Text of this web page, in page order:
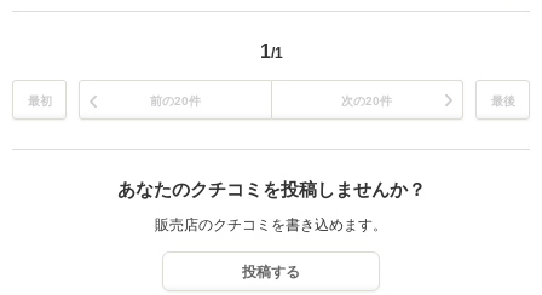
た。と頂きとてもうれしかったです！下取りの車両も譲って頂きまし
納車の際にお子様とのーすくんで写真を撮ってくださりのーすくんも
喜んでいました！ 今後のカーライフもぜひNorthriseにお任せくださ
い！ ありがとうございました！
1/1
最初 前の20件 次の20件 最後
あなたのクチコミを投稿しませんか？
販売店のクチコミを書き込めます。
投稿する